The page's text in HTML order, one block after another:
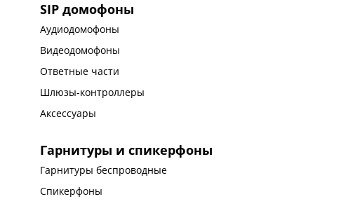
SIP домофоны
Аудиодомофоны
Видеодомофоны
Ответные части
Шлюзы-контроллеры
Аксессуары
Гарнитуры и спикерфоны
Гарнитуры беспроводные
Спикерфоны